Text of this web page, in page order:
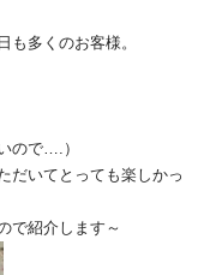
多くのお客様。
ので….）
だいてとっても楽しかっ
で紹介します～